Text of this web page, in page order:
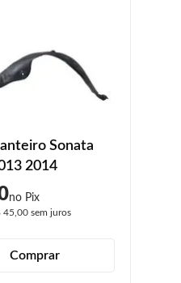
Sonata
2014
45,00sem juros
Comprar